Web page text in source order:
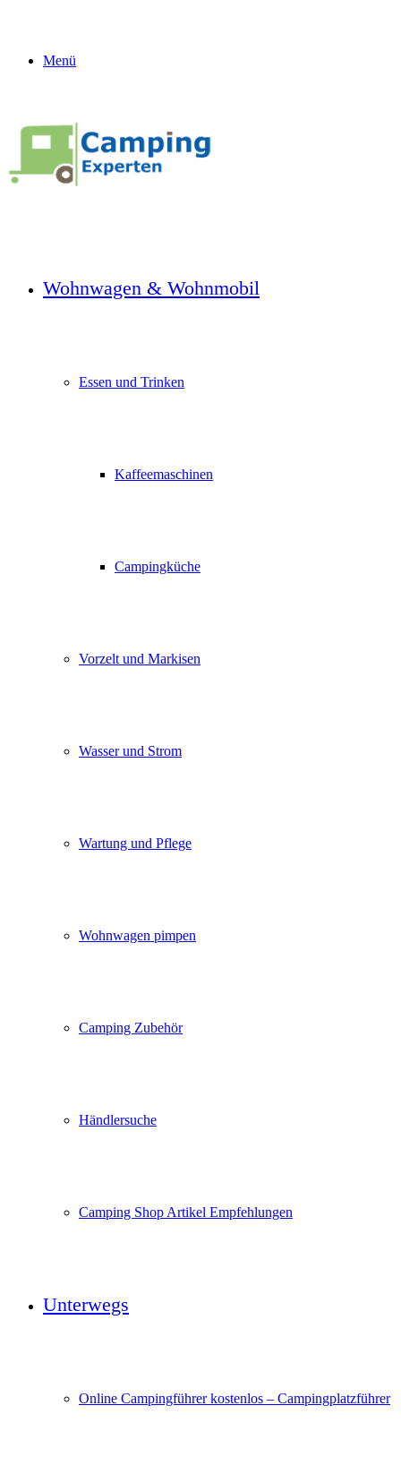
Menü
Wohnwagen & Wohnmobil
Essen und Trinken
Kaffeemaschinen
Campingküche
Vorzelt und Markisen
Wasser und Strom
Wartung und Pflege
Wohnwagen pimpen
Camping Zubehör
Händlersuche
Camping Shop Artikel Empfehlungen
Unterwegs
Online Campingführer kostenlos – Campingplatzführer